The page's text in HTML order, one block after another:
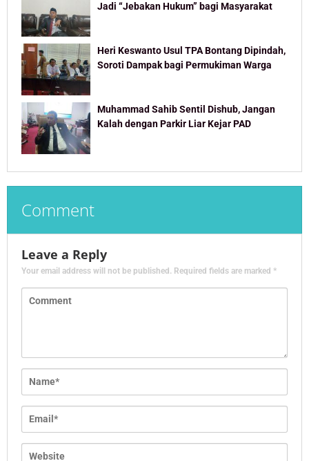
Jadi “Jebakan Hukum” bagi Masyarakat
Heri Keswanto Usul TPA Bontang Dipindah,
Soroti Dampak bagi Permukiman Warga
Muhammad Sahib Sentil Dishub, Jangan
Kalah dengan Parkir Liar Kejar PAD
Comment
Leave a Reply
Your email address will not be published. Required fields are marked *